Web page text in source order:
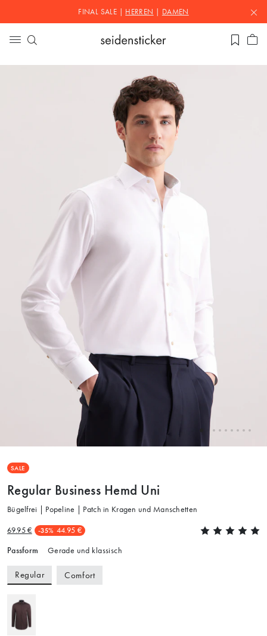
FINAL SALE | HERREN DAMEN
SALE
Regular Business Hemd Uni
Bügelfrei | Popeline | Patch in Kragen und Manschetten
69.95 € -35% 44.95 €
Passform Gerade und klassisch
Regular Comfort